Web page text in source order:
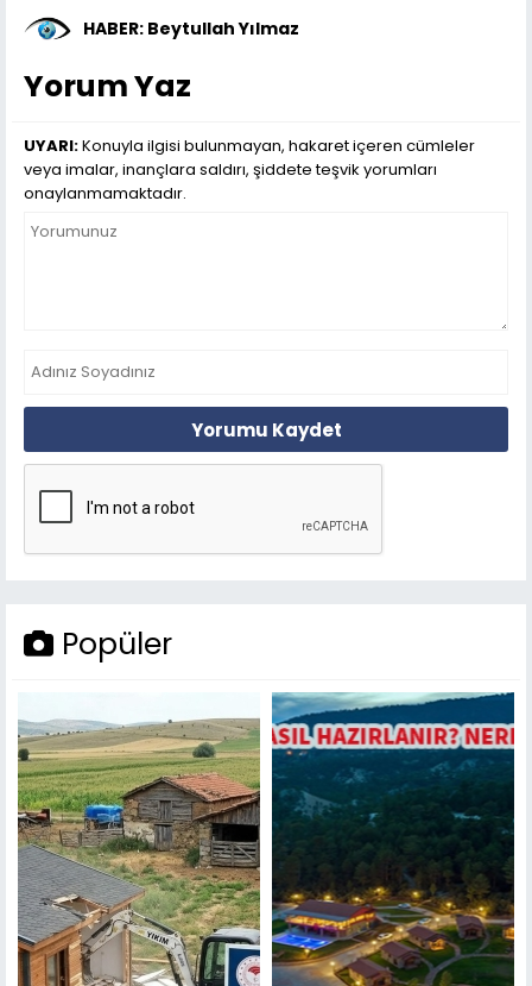
HABER: Beytullah Yılmaz
Yorum Yaz
UYARI:Konuyla ilgisi bulunmayan, hakaret içeren cümleler
veya imalar, inançlara saldırı, şiddete teşvik yorumları
onaylanmamaktadır.
Yorumu Kaydet
Popüler